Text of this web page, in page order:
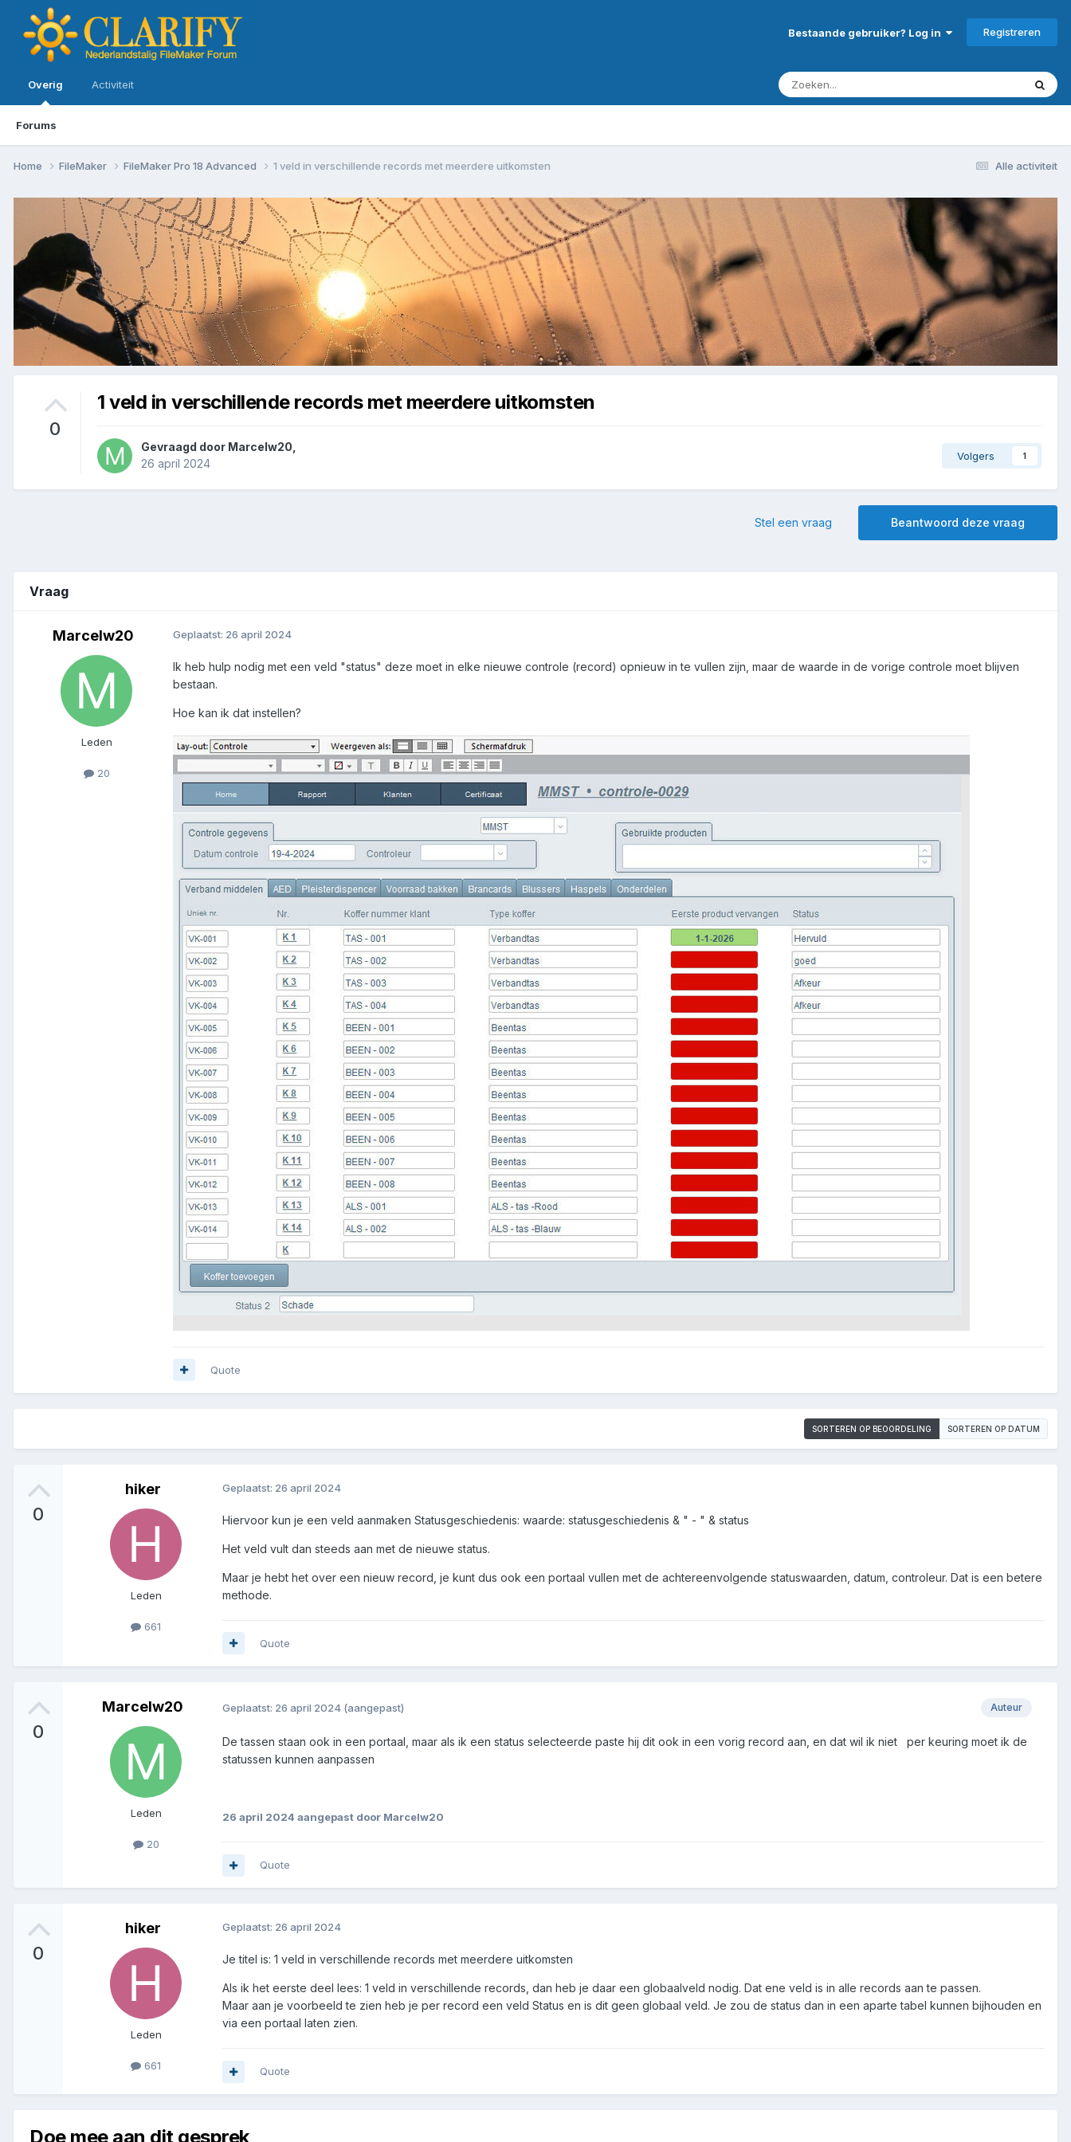
Bestaande gebruiker? Log in Registreren
Overig
Forums
Activiteit
Alle activiteit
Home FileMaker FileMaker Pro 18 Advanced 1 veld in verschillende records met meerdere uitkomsten
0
1 veld in verschillende records met meerdere uitkomsten
Gevraagd door Marcelw20
26 april 2024
Volgers 1
Beantwoord deze vraag
Stel een vraag
Vraag
Marcelw20
Leden
20
Geplaatst: 26 april 2024
Ik heb hulp nodig met een veld "status" deze moet in elke nieuwe controle (record) opnieuw in te vullen zijn, maar de waarde in de vorige controle moet blijven
bestaan.
Hoe kan ik dat instellen?
Quote
SORTEREN OP BEOORDELING SORTEREN OP DATUM
0
hiker
Leden
661
Geplaatst: 26 april 2024
Hiervoor kun je een veld aanmaken Statusgeschiedenis: waarde: statusgeschiedenis & " - " & status
Het veld vult dan steeds aan met de nieuwe status.
Maar je hebt het over een nieuw record, je kunt dus ook een portaal vullen met de achtereenvolgende statuswaarden, datum, controleur. Dat is een betere
methode.
Quote
0
Marcelw20
Leden
20
Auteur
Geplaatst: 26 april 2024 (aangepast)
De tassen staan ook in een portaal, maar als ik een status selecteerde paste hij dit ook in een vorig record aan, en dat wil ik niet per keuring moet ik de
statussen kunnen aanpassen
26 april 2024 aangepast door Marcelw20
Quote
0
hiker
Leden
661
Geplaatst: 26 april 2024
Je titel is: 1 veld in verschillende records met meerdere uitkomsten
Als ik het eerste deel lees: 1 veld in verschillende records, dan heb je daar een globaalveld nodig. Dat ene veld is in alle records aan te passen.
Maar aan je voorbeeld te zien heb je per record een veld Status en is dit geen globaal veld. Je zou de status dan in een aparte tabel kunnen bijhouden en
via een portaal laten zien.
Quote
Doe mee aan dit gesprek